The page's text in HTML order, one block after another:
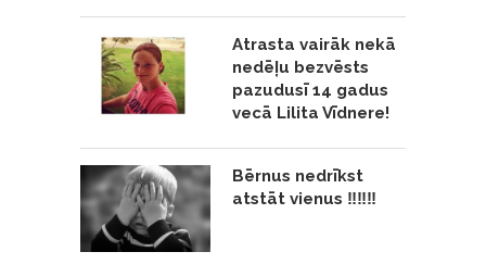
Atrasta vairāk nekā
nedēļu bezvēsts
pazudusī 14 gadus
vecā Lilita Vīdnere!
Bērnus nedrīkst
atstāt vienus ‼️‼️‼️